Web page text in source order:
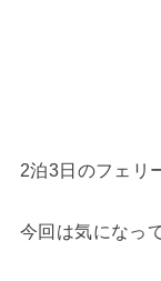
2泊3日のフェリ
今回は気になっ